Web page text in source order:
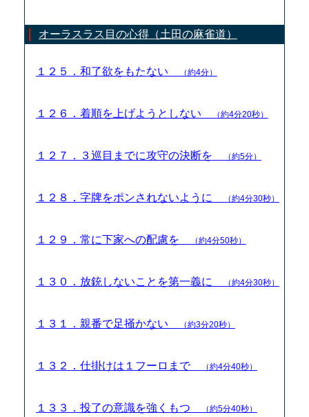
オーラスラス目の心得（土田の麻雀道）
１２５．和了欲をもたない （約4分）
１２６．着順を上げようとしない （約4分20秒）
１２７．３巡目までに攻守の決断を （約5分）
１２８．字牌をポンされないように （約4分30秒）
１２９．常に下家への配慮を （約4分50秒）
１３０．放銃しないことを第一義に （約4分30秒）
１３１．親番で足掻かない （約3分20秒）
１３２．仕掛けは１フーロまで （約4分40秒）
１３３．投了の意識を強くもつ （約5分40秒）